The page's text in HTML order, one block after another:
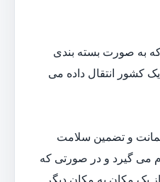
که به صورت بسته بندی
کشور انتقال داده می
و تضمین سلامت
می گیرد و در صورتی که
یک مکان به مکان دیگر